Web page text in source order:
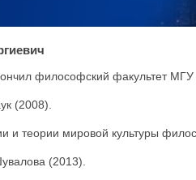
философский факультет
(2008).
и теории мировой культуры
(2013).